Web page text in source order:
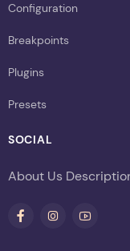
Configuration
Breakpoints
Plugins
Presets
SOCIAL
About Us